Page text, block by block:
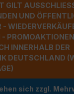
GILT
UND
DER BU
sich zzgl.